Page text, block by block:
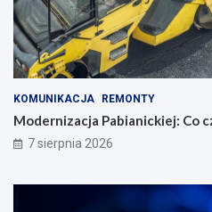
KOMUNIKACJA REMONTY
Modernizacja Pabianickiej: Co
7 sierpnia 2026